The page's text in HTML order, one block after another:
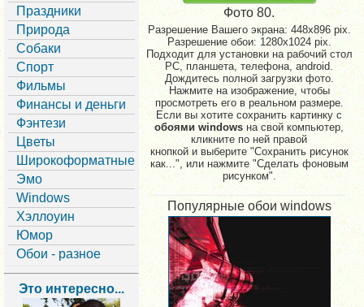
Праздники
Природа
Собаки
Спорт
Фильмы
Финансы и деньги
Фэнтези
Цветы
Широкоформатные
Эмо
Windows
Хэллоуин
Юмор
Обои - разное
Это интересно...
Фото 80.
Разрешение Вашего экрана: 448x896 pix.
Разрешение обои: 1280x1024 pix.
Подходит для установки на рабочий стол
PC, планшета, телефона, android.
Дождитесь полной загрузки фото.
Нажмите на изображение, чтобы
просмотреть его в реальном размере.
Если вы хотите сохранить картинку с
обоями windowsна свой компьютер,
кликните по ней правой
кнопкой и выберите "Сохранить рисунок
как...", или нажмите "Сделать фоновым
рисунком".
Популярные обои windows